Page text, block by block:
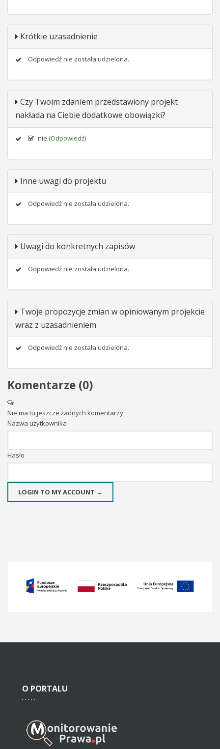
Krótkie uzasadnienie
Odpowiedź nie została udzielona.
Czy Twoim zdaniem przedstawiony projekt
nakłada na Ciebie dodatkowe obowiązki?
nie (Odpowiedź)
Inne uwagi do projektu
Odpowiedź nie została udzielona.
Uwagi do konkretnych zapisów
Odpowiedź nie została udzielona.
Twoje propozycje zmian w opiniowanym projekcie
wraz z uzasadnieniem
Odpowiedź nie została udzielona.
Komentarze (0)
Nie ma tu jeszcze żadnych komentarzy
Nazwa użytkownika
Hasło
LOGIN TO MY ACCOUNT →
O PORTALU